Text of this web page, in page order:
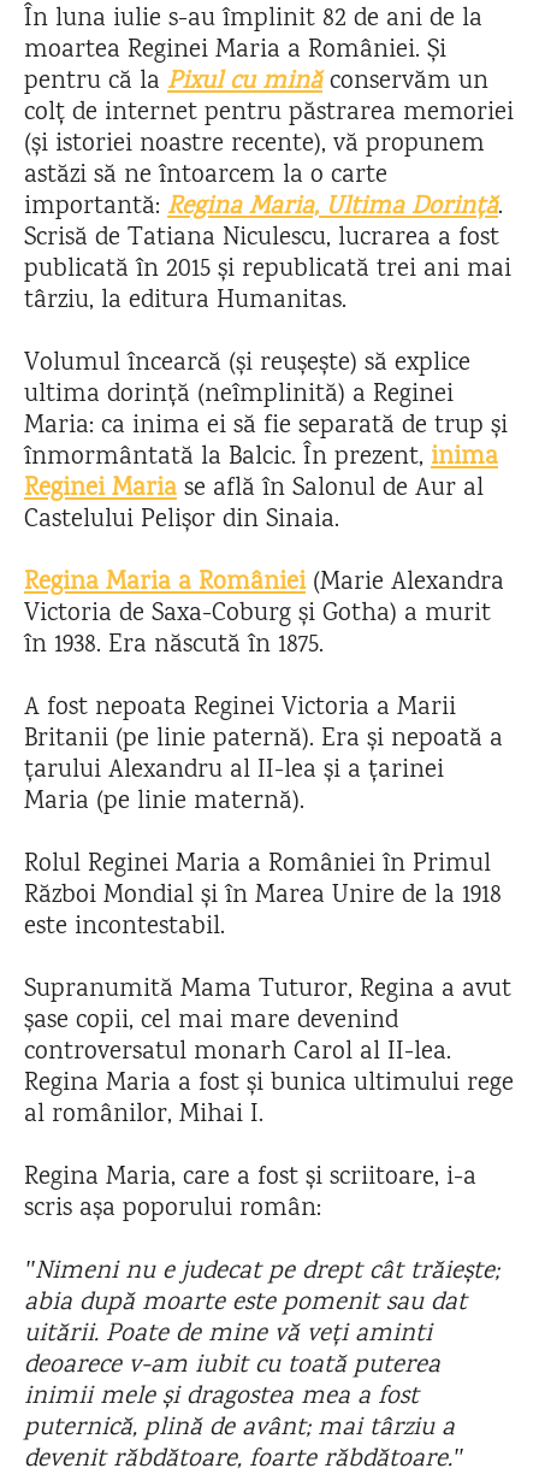
În luna iulie s-au împlinit 82 de ani de la
moartea Reginei Maria a României. Și
pentru că la Pixul cu minăconservăm un
colț de internet pentru păstrarea memoriei
(și istoriei noastre recente), vă propunem
astăzi să ne întoarcem la o carte
importantă: ReginaMaria, Ultima Dorință.
Scrisă de Tatiana Niculescu, lucrarea a fost
publicată în 2015 și republicată trei ani mai
târziu, la editura Humanitas.
Volumul încearcă (și reușește) să explice
ultima dorință (neîmplinită) a Reginei
Maria: ca inima ei să fie separată de trup și
înmormântată la Balcic. În prezent, inima
Reginei Mariase află în Salonul de Aur al
Castelului Pelișor din Sinaia.
Regina Maria a României(Marie Alexandra
Victoria de Saxa-Coburg și Gotha) a murit
în 1938. Era născută în 1875.
A fost nepoata Reginei Victoria a Marii
Britanii (pe linie paternă). Era și nepoată a
țarului Alexandru al II-lea și a țarinei
Maria (pe linie maternă).
Rolul Reginei Maria a României în Primul
Război Mondial și în Marea Unire de la 1918
este incontestabil.
Supranumită Mama Tuturor, Regina a avut
șase copii, cel mai mare devenind
controversatul monarh Carol al II-lea.
Regina Maria a fost și bunica ultimului rege
al românilor, Mihai I.
Regina Maria, care a fost și scriitoare, i-a
scris așa poporului român:
ʺNimeni nu e judecat pe drept cât trăiește;
abia după moarte este pomenit sau dat
uitării. Poate de mine vă veți aminti
deoarece v-am iubit cu toată puterea
inimii mele și dragostea mea a fost
puternică, plină de avânt; mai târziu a
devenit răbdătoare, foarte răbdătoare.ʺ